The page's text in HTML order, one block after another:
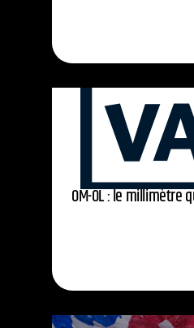
OM-OL : le millimètre